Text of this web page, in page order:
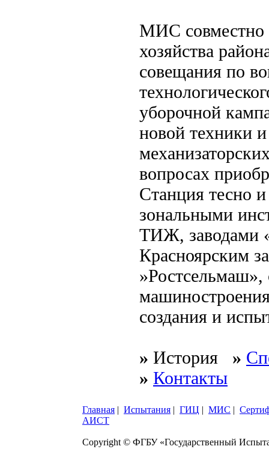
МИС совместно
хозяйства
совещания по
уборочной
новой техники
вопросах
Станция тесно
зональными
ТИЖ, заводами
Красноярским
»Ростсельмаш»,
создания и
» История »
» Контакты
Главная | Испытания | ГИЦ | МИС |
АИСТ
Copyright © ФГБУ «Государственный